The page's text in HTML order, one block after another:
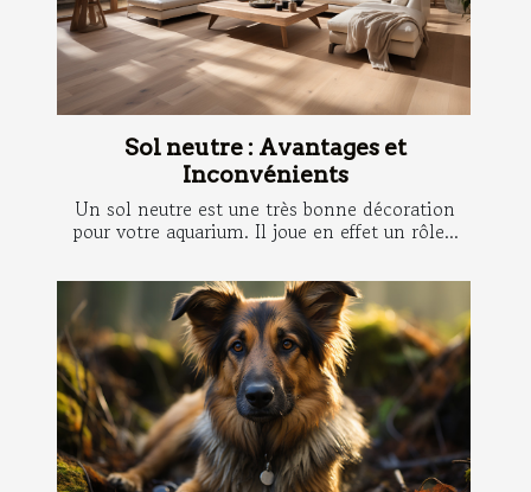
Sol neutre : Avantages et
Inconvénients
Un sol neutre est une très bonne décoration
pour votre aquarium. Il joue en effet un rôle...